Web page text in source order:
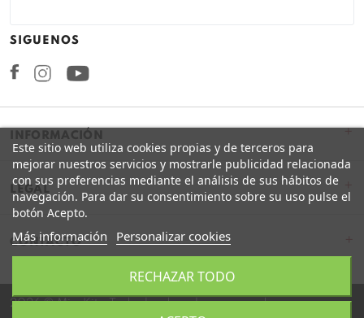
INFORMACIÓN
LEGAL
CONTACTO
SIGUENOS
FacebookInstagram
2026 © Miss Kits. Todos los derechos reservados.
Este sitio web utiliza cookies propias y de terceros para
mejorar nuestros servicios y mostrarle publicidad relacionada
con sus preferencias mediante el análisis de sus hábitos de
navegación. Para dar su consentimiento sobre su uso pulse el
botón Acepto.
Más información Personalizar cookies
RECHAZAR TODO